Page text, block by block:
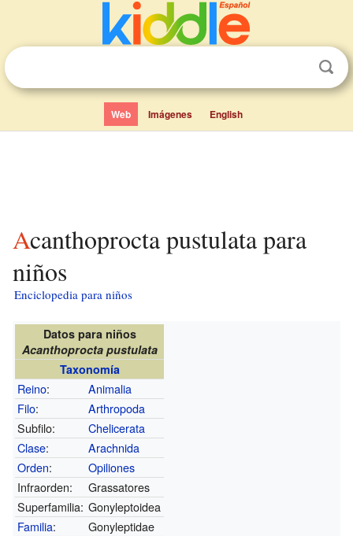
Web Imágenes English
Acanthoprocta pustulata para
niños
Enciclopedia para niños
Datos para niños
Acanthoprocta pustulata
Taxonomía
Reino:
Animalia
Filo:
Arthropoda
Subfilo:
Chelicerata
Clase:
Arachnida
Orden:
Opiliones
Infraorden:
Grassatores
Superfamilia: Gonyleptoidea
Familia:
Gonyleptidae